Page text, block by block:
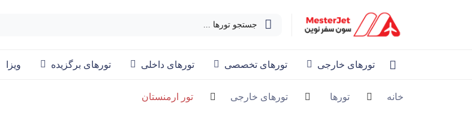
جستجو تورها ...
تورهای خارجی تورهای تخصصی تورهای داخلی تورهای برگزیده ویزا
خانه تورها تورهای خارجی تور ارمنستان